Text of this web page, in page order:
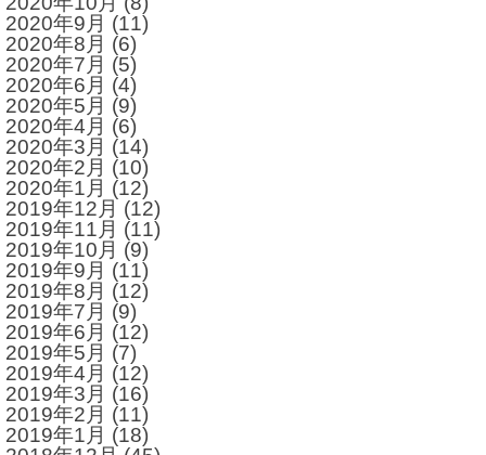
2020年9月 (11)
2020年8月 (6)
2020年7月 (5)
2020年6月 (4)
2020年5月 (9)
2020年4月 (6)
2020年3月 (14)
2020年2月 (10)
2020年1月 (12)
2019年12月 (12)
2019年11月 (11)
2019年10月 (9)
2019年9月 (11)
2019年8月 (12)
2019年7月 (9)
2019年6月 (12)
2019年5月 (7)
2019年4月 (12)
2019年3月 (16)
2019年2月 (11)
2019年1月 (18)